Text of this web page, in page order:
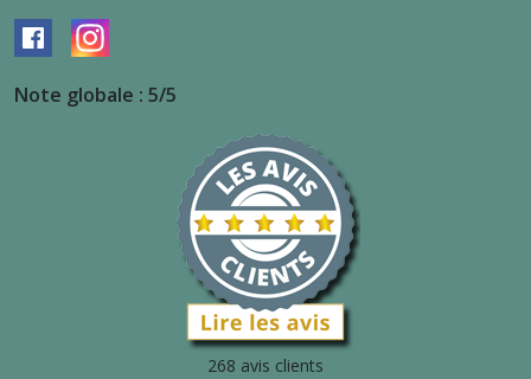
Note globale : 5/5
268 avis clients